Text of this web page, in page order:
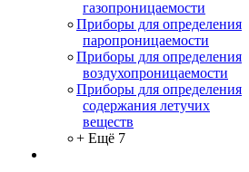
газопроницаемости
Приборы для определения
паропроницаемости
Приборы для определения
воздухопроницаемости
Приборы для определения
содержания летучих
веществ
+ Ещё 7